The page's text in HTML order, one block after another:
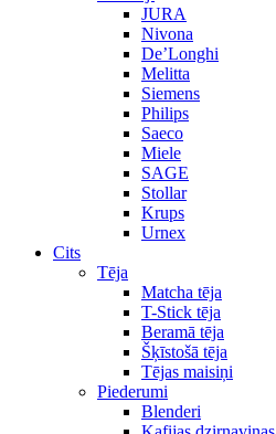
JURA
Nivona
De’Longhi
Melitta
Siemens
Philips
Saeco
Miele
SAGE
Stollar
Krups
Urnex
Cits
Tēja
Matcha tēja
T-Stick tēja
Beramā tēja
Šķīstošā tēja
Tējas maisiņi
Piederumi
Blenderi